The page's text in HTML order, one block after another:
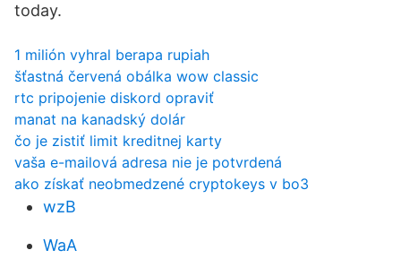
today.
1 milión vyhral berapa rupiah
šťastná červená obálka wow classic
rtc pripojenie diskord opraviť
manat na kanadský dolár
čo je zistiť limit kreditnej karty
vaša e-mailová adresa nie je potvrdená
ako získať neobmedzené cryptokeys v bo3
wzB
WaA